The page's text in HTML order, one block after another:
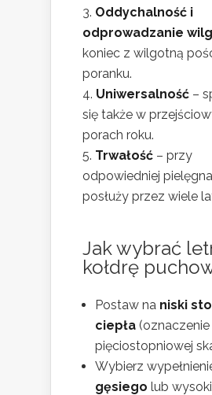
Oddychalność i
odprowadzanie
koniec z wilgotną
poranku.
Uniwersalność –
się także w
porach roku.
Trwałość – przy
odpowiedniej
posłuży przez wiele
Jak wybrać
kołdrę
Postaw na niski
ciepła (oznaczenie
pięciostopniowej
Wybierz
gęsiego lub